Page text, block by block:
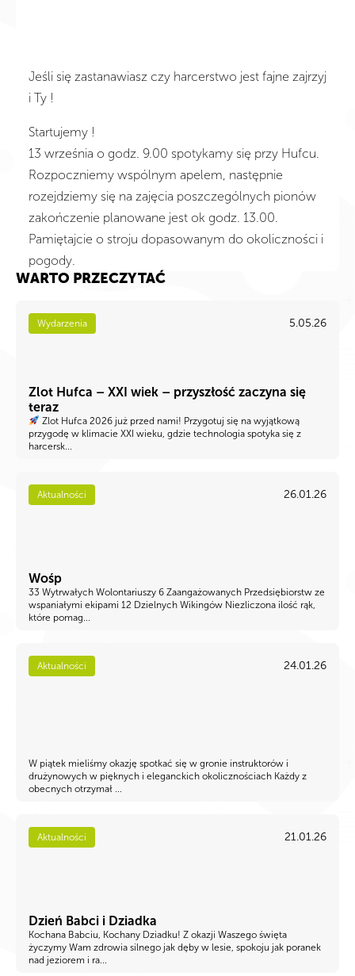
Jeśli się zastanawiasz czy harcerstwo jest fajne zajrzyj
i Ty !
Startujemy !
13 września o godz. 9.00 spotykamy się przy Hufcu.
Rozpoczniemy wspólnym apelem, następnie
rozejdziemy się na zajęcia poszczególnych pionów
zakończenie planowane jest ok godz. 13.00.
Pamiętajcie o stroju dopasowanym do okoliczności i
pogody.
WARTO PRZECZYTAĆ
Wydarzenia 5.05.26
Zlot Hufca – XXI wiek – przyszłość zaczyna się
teraz
Zlot Hufca 2026 już przed nami! Przygotuj się na wyjątkową
przygodę w klimacie XXI wieku, gdzie technologia spotyka się z
harcersk...
Aktualności 26.01.26
Wośp
33 Wytrwałych Wolontariuszy 6 Zaangażowanych Przedsiębiorstw ze
wspaniałymi ekipami 12 Dzielnych Wikingów Niezliczona ilość rąk,
które pomag...
Aktualności 24.01.26
W piątek mieliśmy okazję spotkać się w gronie instruktorów i
drużynowych w pięknych i eleganckich okolicznościach Każdy z
obecnych otrzymał ...
Aktualności 21.01.26
Dzień Babci i Dziadka
Kochana Babciu, Kochany Dziadku! Z okazji Waszego święta
życzymy Wam zdrowia silnego jak dęby w lesie, spokoju jak poranek
nad jeziorem i ra...